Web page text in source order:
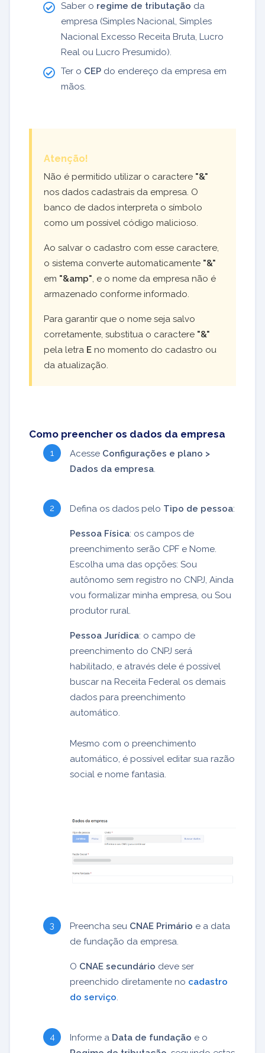
Saber o regime de tributação da
empresa (Simples Nacional, Simples
Nacional Excesso Receita Bruta, Lucro
Real ou Lucro Presumido).
Ter o CEP do endereço da empresa em
mãos.
Atenção!
Não é permitido utilizar o caractere "&"
nos dados cadastrais da empresa. O
banco de dados interpreta o símbolo
como um possível código malicioso.
Ao salvar o cadastro com esse caractere,
o sistema converte automaticamente "&"
em "&amp" , e o nome da empresa não é
armazenado conforme informado.
Para garantir que o nome seja salvo
corretamente, substitua o caractere "&"
pela letra E no momento do cadastro ou
da atualização.
Como preencher os dados da empresa
Acesse Configurações e plano >
Dados da empresa
Defina os dados pelo Tipo de pessoa:
Pessoa Física: os campos de
preenchimento serão CPF e Nome.
Escolha uma das opções: Sou
autônomo sem registro no CNPJ, Ainda
vou formalizar minha empresa, ou Sou
produtor rural.
Pessoa Jurídica: o campo de
preenchimento do CNPJ será
habilitado, e através dele é possível
buscar na Receita Federal os demais
dados para preenchimento
automático.
Mesmo com o preenchimento
automático, é possível editar sua razão
social e nome fantasia.
Preencha seu CNAE Primário e a data
de fundação da empresa.
O CNAE secundário deve ser
preenchido diretamente no cadastro
do serviço.
Informe a Data de fundação e o